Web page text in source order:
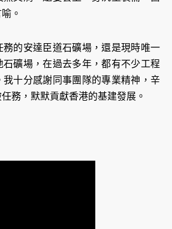
。
務的安達臣道石礦場，還是現時唯一
礦場，在過去多年，都有不少工程
我十分感謝同事團隊的專業精神，辛
務，默默貢獻香港的基建發展。